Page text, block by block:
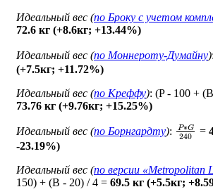
Идеальный вес (по Броку c учетом
72.6 кг (+8.6кг; +13.44%)
Идеальный вес (по Моннероту-Думайну):
(+7.5кг; +11.72%)
Идеальный вес (по Креффу): (P - 100 +
73.76 кг (+9.76кг; +15.25%)
Идеальный вес (по Борнгардту): P∗G =
-23.19%)
Идеальный вес (по версии «Metropolitan
150) + (B - 20) / 4 = 69.5 кг (+5.5кг;